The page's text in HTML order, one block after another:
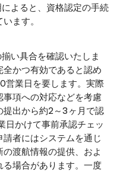
よると、資格認定の手続
ます。
い具合を確認いたしま
かつ有効であると認め
営業日を要します。実際
項への対応などを考慮
提出から約2～3ヶ月で認
日かけて事前承認チェッ
者にはシステムを通じ
渡航情報の提供、およ
場合があります。一度